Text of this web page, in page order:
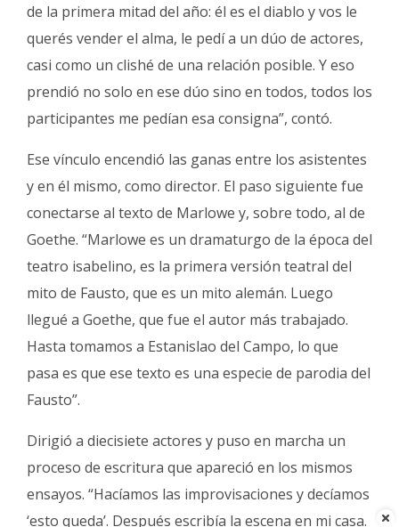
de la primera mitad del año: él es el diablo y vos le
querés vender el alma, le pedí a un dúo de actores,
casi como un clishé de una relación posible. Y eso
prendió no solo en ese dúo sino en todos, todos los
participantes me pedían esa consigna”, contó.
Ese vínculo encendió las ganas entre los asistentes
y en él mismo, como director. El paso siguiente fue
conectarse al texto de Marlowe y, sobre todo, al de
Goethe. “Marlowe es un dramaturgo de la época del
teatro isabelino, es la primera versión teatral del
mito de Fausto, que es un mito alemán. Luego
llegué a Goethe, que fue el autor más trabajado.
Hasta tomamos a Estanislao del Campo, lo que
pasa es que ese texto es una especie de parodia del
Fausto”.
Dirigió a diecisiete actores y puso en marcha un
proceso de escritura que apareció en los mismos
ensayos. “Hacíamos las improvisaciones y decíamos
‘esto queda’. Después escribía la escena en mi casa.